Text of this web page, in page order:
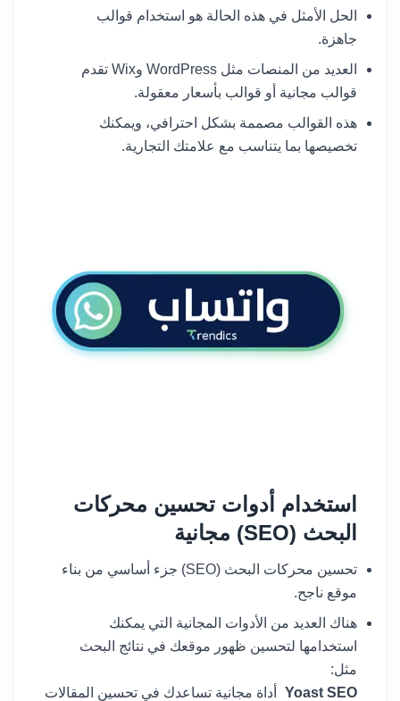
الحل الأمثل في هذه الحالة هو استخدام قوالب
جاهزة.
العديد من المنصات مثل WordPress وWix تقدم
قوالب مجانية أو قوالب بأسعار معقولة.
هذه القوالب مصممة بشكل احترافي، ويمكنك
تخصيصها بما يتناسب مع علامتك التجارية.
استخدام أدوات تحسين محركات
البحث (SEO) مجانية
تحسين محركات البحث (SEO) جزء أساسي من بناء
موقع ناجح.
هناك العديد من الأدوات المجانية التي يمكنك
استخدامها لتحسين ظهور موقعك في نتائج البحث
مثل:
Yoast SEO
أداة مجانية تساعدك في تحسين المقالات